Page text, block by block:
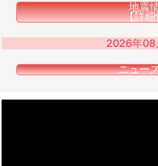
地震
【詳細
2026年08
ニュー